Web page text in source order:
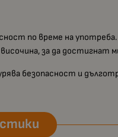
по време на употреба.
за да достигнат
безопасност и